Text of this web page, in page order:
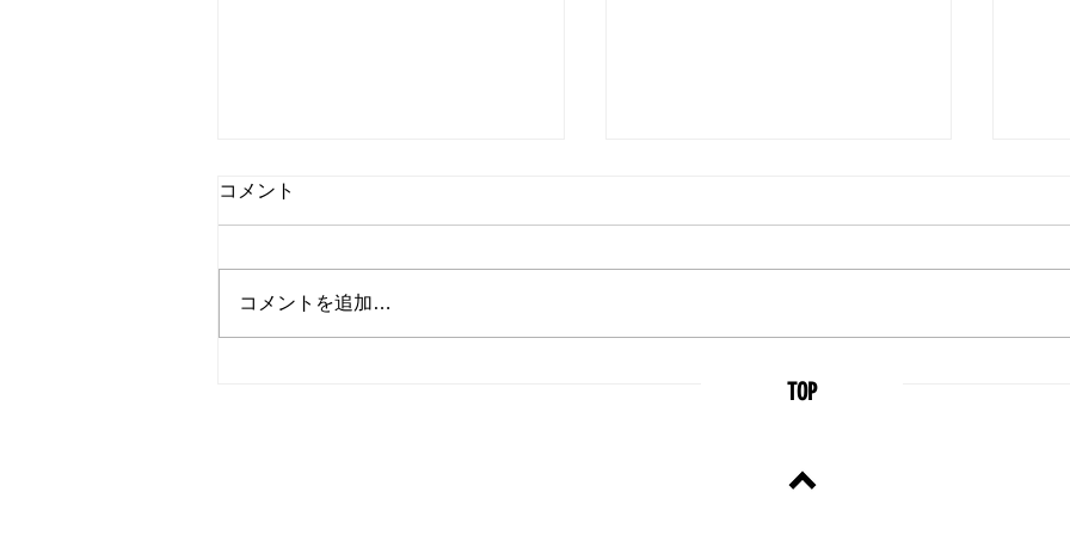
祭！ 祭ボトルも目白押し、何を
早起き！ 祭で会いましょう！！
コメント
コメントを追加…
TOP